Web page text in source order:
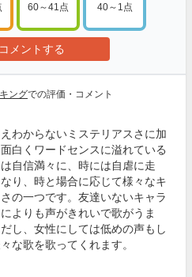
60～41点 40～1点
メントする
ングでの評価・コメント
わからないミステリアスさに加
白くワードセンスに溢れている
自信満々に、時には自虐に走
り、時と場合に応じて様々なキ
の一つです。友達いないキャラ
よりも声がきれいで歌がうま
し、女性にしては低めの声もし
な歌を歌ってくれます。